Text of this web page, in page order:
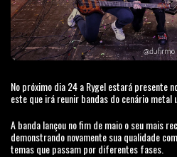
No próximo dia 24 a Rygel estará presente
este que irá reunir bandas do cenário metal
A banda lançou no fim de maio o seu mais
demonstrando novamente sua qualidade
temas que passam por diferentes fases.